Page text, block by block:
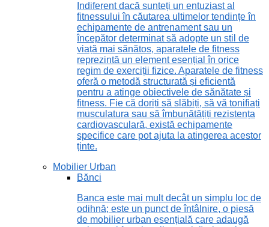
Indiferent dacă sunteți un entuziast al
fitnessului în căutarea ultimelor tendințe în
echipamente de antrenament sau un
începător determinat să adopte un stil de
viață mai sănătos, aparatele de fitness
reprezintă un element esențial în orice
regim de exerciții fizice. Aparatele de fitness
oferă o metodă structurată și eficientă
pentru a atinge obiectivele de sănătate și
fitness. Fie că doriți să slăbiți, să vă tonifiați
musculatura sau să îmbunătățiți rezistența
cardiovasculară, există echipamente
specifice care pot ajuta la atingerea acestor
ținte.
Mobilier Urban
Bănci
Banca este mai mult decât un simplu loc de
odihnă; este un punct de întâlnire, o piesă
de mobilier urban esențială care adaugă